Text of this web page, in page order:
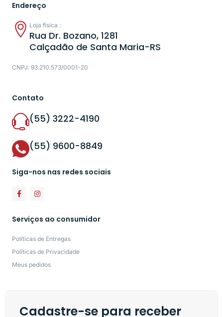
Endereço
Loja física :
Rua Dr. Bozano, 1281
Calçadão de Santa Maria-RS
CNPJ: 93.210.573/0001-20
Contato
(55) 3222-4190
(55) 9600-8849
Siga-nos nas redes sociais
Serviços ao consumidor
Políticas de Entregas
Políticas de Privacidade
Meus pedidos
Cadastre-se para receber